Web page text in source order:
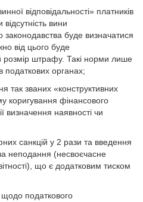
відповідальності» платників
вини
законодавства буде визначатися
від цього буде
розмір штрафу. Такі норми лише
податкових органах;
так званих «конструктивних
коригування фінансового
визначення наявності чи
санкцій у 2 рази та введення
неподання (несвоєчасне
що є додатковим тиском
податкового